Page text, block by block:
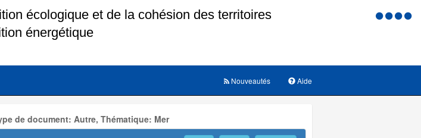
Menu
Aide
Nouveautés
de document: Autre, Thématique: Mer